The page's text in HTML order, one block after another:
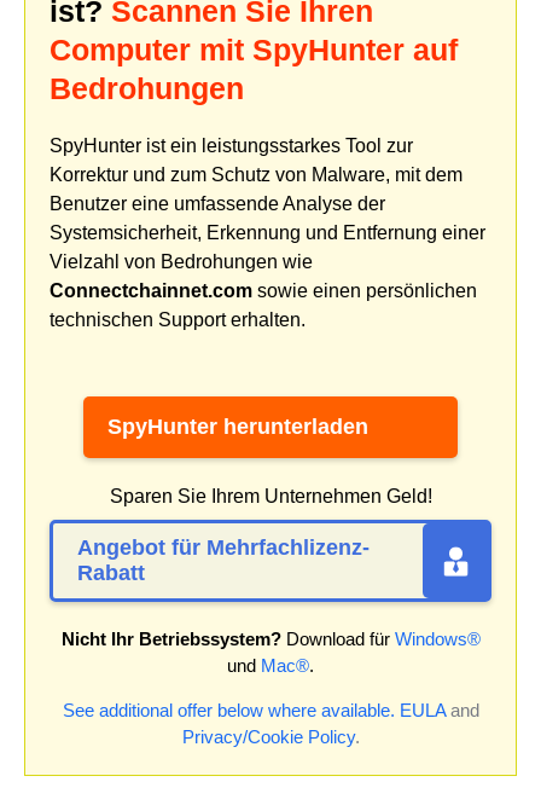
ist? Scannen Sie Ihren
Computer mit SpyHunter auf
Bedrohungen
SpyHunter ist ein leistungsstarkes Tool zur
Korrektur und zum Schutz von Malware, mit dem
Benutzer eine umfassende Analyse der
Systemsicherheit, Erkennung und Entfernung einer
Vielzahl von Bedrohungen wie
Connectchainnet.com sowie einen persönlichen
technischen Support erhalten.
SpyHunter herunterladen
Sparen Sie Ihrem Unternehmen Geld!
Angebot für Mehrfachlizenz-
Rabatt
Nicht Ihr Betriebssystem?Download für Windows®
und Mac®.
See additional offer below where available. EULAand
Privacy/Cookie Policy.